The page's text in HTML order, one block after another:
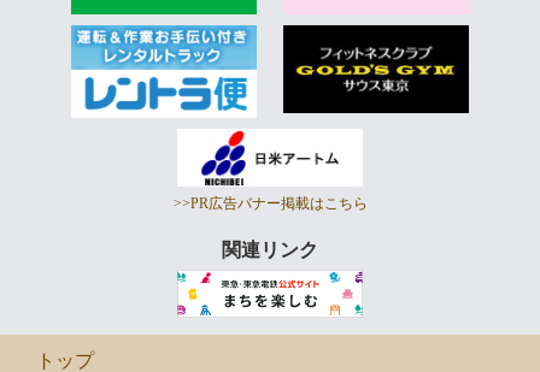
>>PR広告バナー掲載はこちら
関連リンク
トップ